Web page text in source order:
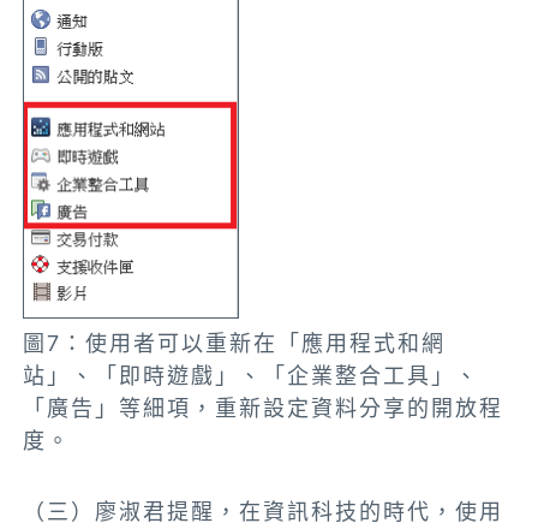
圖7：使用者可以重新在「應用程式和網
站」、「即時遊戲」、「企業整合工具」、
「廣告」等細項，重新設定資料分享的開放程
度。
（三）廖淑君提醒，在資訊科技的時代，使用